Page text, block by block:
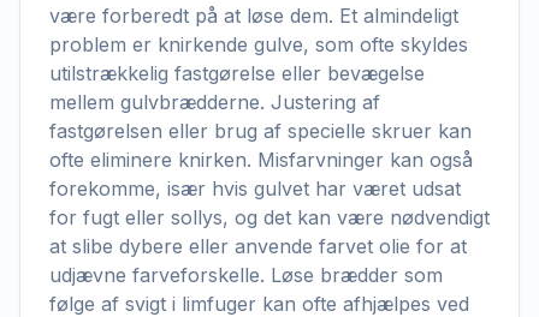
være forberedt på at løse dem. Et almindeligt
problem er knirkende gulve, som ofte skyldes
utilstrækkelig fastgørelse eller bevægelse
mellem gulvbrædderne. Justering af
fastgørelsen eller brug af specielle skruer kan
ofte eliminere knirken. Misfarvninger kan også
forekomme, især hvis gulvet har været udsat
for fugt eller sollys, og det kan være nødvendigt
at slibe dybere eller anvende farvet olie for at
udjævne farveforskelle. Løse brædder som
følge af svigt i limfuger kan ofte afhjælpes ved